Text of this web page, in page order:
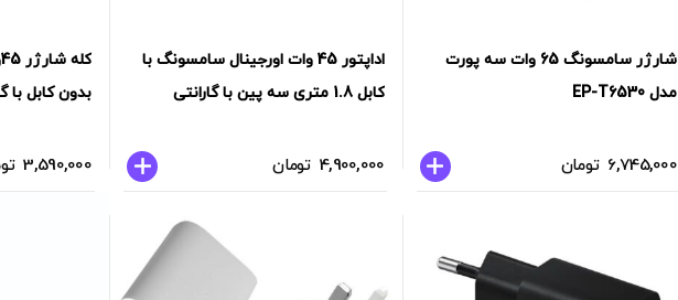
شارژر سامسونگ 65 وات سه پورت
مدل EP-T6530
6,745,000 تومان
اداپتور 45 وات اورجینال سامسونگ با
کابل 1.8 متری سه پین با گارانتی
4,900,000 تومان
بدون کابل با
3,590,000